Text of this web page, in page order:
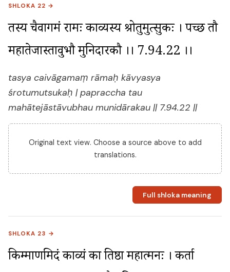
SHLOKA 22 →
तस्य चैवागमं रामः काव्यस्य श्रोतुमुत्सुकः । पप्रच्छ तौ
महातेजास्तावुभौ मुनिदारकौ ।। 7.94.22 ।।
tasya caivāgamaṃ rāmaḥ kāvyasya
śrotumutsukaḥ | papraccha tau
mahātejāstāvubhau munidārakau || 7.94.22 ||
Original text view. Choose a source above to add
translations.
Full shloka meaning
SHLOKA 23 →
किम्प्रमाणमिदं काव्यं का प्रतिष्ठा महात्मनः । कर्ता